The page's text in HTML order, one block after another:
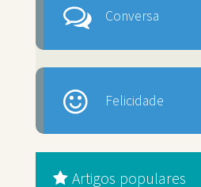
Conversa
Felicidade
Artigos populares